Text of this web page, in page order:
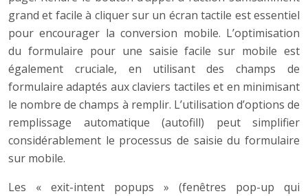
grand et facile à cliquer sur un écran tactile est essentiel
pour encourager la conversion mobile. L’optimisation
du formulaire pour une saisie facile sur mobile est
également cruciale, en utilisant des champs de
formulaire adaptés aux claviers tactiles et en minimisant
le nombre de champs à remplir. L’utilisation d’options de
remplissage automatique (autofill) peut simplifier
considérablement le processus de saisie du formulaire
sur mobile.
Les « exit-intent popups » (fenêtres pop-up qui